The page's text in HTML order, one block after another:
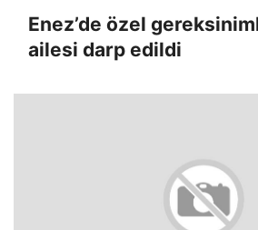
Enez’de özel
ailesi darp edildi